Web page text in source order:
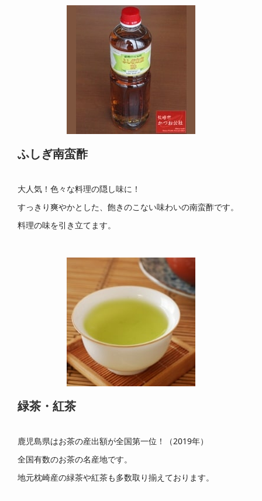
ふしぎ南蛮酢
大人気！色々な料理の隠し味に！
すっきり爽やかとした、飽きのこない味わいの南蛮酢です。
料理の味を引き立てます。
緑茶・紅茶
鹿児島県はお茶の産出額が全国第一位！（2019年）
全国有数のお茶の名産地です。
地元枕崎産の緑茶や紅茶も多数取り揃えております。